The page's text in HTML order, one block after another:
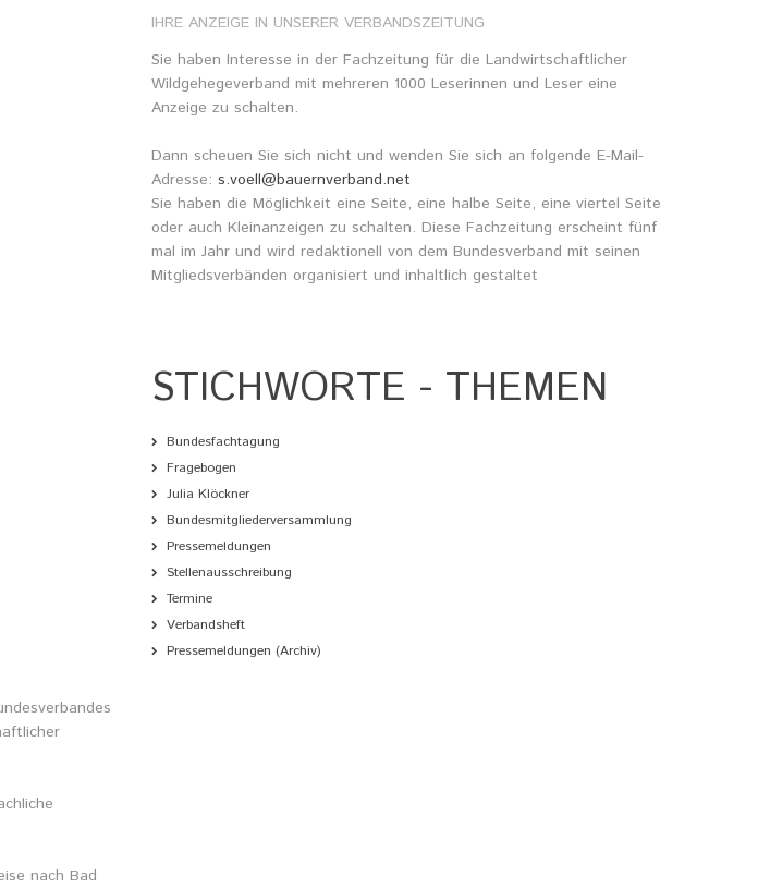
Lehrgangsflyer
Rezepte
nach Bad
IHRE ANZEIGE IN UNSERER VERBANDSZEITUNG
Sie haben Interesse in der Fachzeitung für die Landwirtschaftlicher
Wildgehegeverband mit mehreren 1000 Leserinnen und Leser eine
Anzeige zu schalten.
Dann scheuen Sie sich nicht und wenden Sie sich an folgende E-Mail-
Adresse: s.voell@bauernverband.net
Sie haben die Möglichkeit eine Seite, eine halbe Seite, eine viertel Seite
oder auch Kleinanzeigen zu schalten. Diese Fachzeitung erscheint fünf
mal im Jahr und wird redaktionell von dem Bundesverband mit seinen
Mitgliedsverbänden organisiert und inhaltlich gestaltet
STICHWORTE - THEMEN
Bundesfachtagung
Fragebogen
Julia Klöckner
Bundesmitgliederversammlung
Pressemeldungen
Stellenausschreibung
Termine
Verbandsheft
Pressemeldungen (Archiv)